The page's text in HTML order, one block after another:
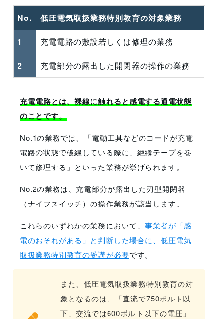
No. 低圧電気取扱業務特別教育の対象業務
1 充電電路の敷設若しくは修理の業務
2 充電部分の露出した開閉器の操作の業務
充電電路とは、裸線に触れると感電する通電状態
のことです。
No.1の業務では、「電動工具などのコードが充電
電路の状態で破線している際に、絶縁テープを巻
いて修理する」といった業務が挙げられます。
No.2の業務は、充電部分が露出した刃型開閉器
（ナイフスイッチ）の操作業務が該当します。
これらのいずれかの業務において、 事業者が「感
電のおそれがある」と判断した場合に、低圧電気
取扱業務特別教育の受講が必要です。
また、低圧電気取扱業務特別教育の対
象となるのは、「直流で750ボルト以
下、交流では600ボルト以下の電圧」